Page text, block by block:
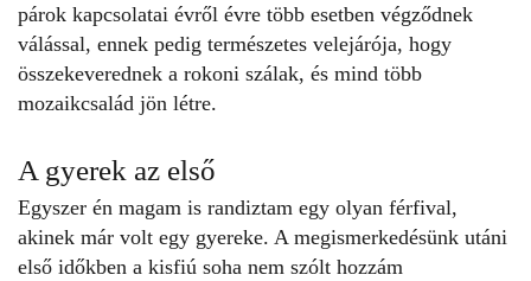
párok kapcsolatai évről évre több esetben végződnek
válással, ennek pedig természetes velejárója, hogy
összekeverednek a rokoni szálak, és mind több
mozaikcsalád jön létre.
A gyerek az első
Egyszer én magam is randiztam egy olyan férfival,
akinek már volt egy gyereke. A megismerkedésünk utáni
első időkben a kisfiú soha nem szólt hozzám